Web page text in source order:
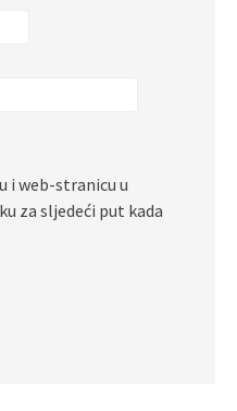
i web-stranicu u
za sljedeći put kada